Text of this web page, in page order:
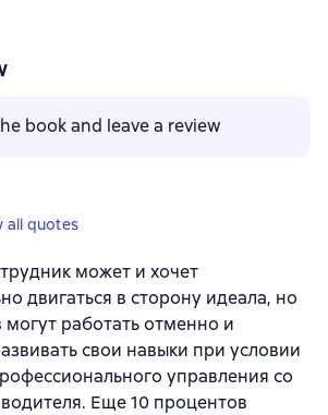
book and leave a review
all quotes
может и хочет
двигаться в сторону идеала, но
работать отменно и
свои навыки при условии
управления со
Еще 10 процентов